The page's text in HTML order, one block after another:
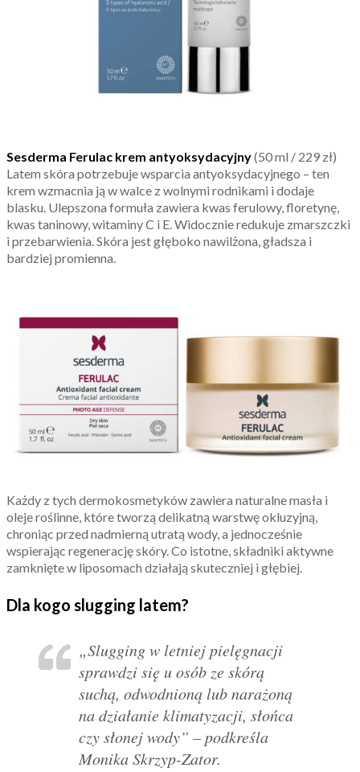
Sesderma Ferulac krem antyoksydacyjny(50 ml / 229 zł)
Latem skóra potrzebuje wsparcia antyoksydacyjnego – ten
krem wzmacnia ją w walce z wolnymi rodnikami i dodaje
blasku. Ulepszona formuła zawiera kwas ferulowy, floretynę,
kwas taninowy, witaminy C i E. Widocznie redukuje zmarszczki
i przebarwienia. Skóra jest głęboko nawilżona, gładsza i
bardziej promienna.
Każdy z tych dermokosmetyków zawiera naturalne masła i
oleje roślinne, które tworzą delikatną warstwę okluzyjną,
chroniąc przed nadmierną utratą wody, a jednocześnie
wspierając regenerację skóry. Co istotne, składniki aktywne
zamknięte w liposomach działają skuteczniej i głębiej.
Dla kogo slugging latem?
„Sluggingw letniej pielęgnacji
sprawdzi się u osób ze skórą
suchą, odwodnioną lub narażoną
na działanie klimatyzacji, słońca
czy słonej wody” – podkreśla
Monika Skrzyp-Zator.